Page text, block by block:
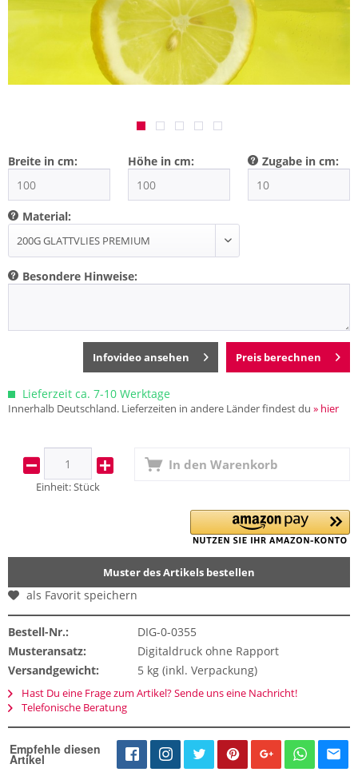
Breite in cm: Höhe in cm: Zugabe in cm:
Material:
Besondere Hinweise:
Preis berechnen
Infovideo ansehen
Lieferzeit ca. 7-10 Werktage
Innerhalb Deutschland. Lieferzeiten in andere Länder findest du » hier
Einheit:Stück
In den Warenkorb
Muster des Artikels bestellen
als Favorit speichern
Bestell-Nr.:
DIG-0-0355
Musteransatz:
Digitaldruck ohne Rapport
Versandgewicht:
5 kg (inkl. Verpackung)
Hast Du eine Frage zum Artikel? Sende uns eine Nachricht!
Telefonische Beratung
Empfehle diesen
Artikel